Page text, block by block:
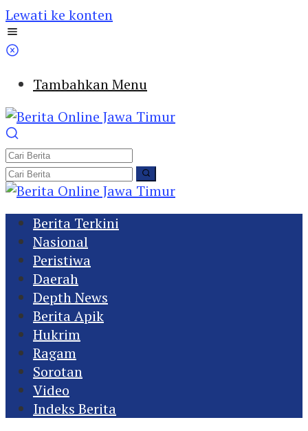
Lewati ke konten
Tambahkan Menu
Berita Terkini
Nasional
Peristiwa
Daerah
Depth News
Berita Apik
Hukrim
Ragam
Sorotan
Video
Indeks Berita